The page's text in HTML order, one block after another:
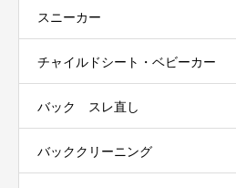
スニーカー
チャイルドシート・ベビーカー
バック スレ直し
バッククリーニング